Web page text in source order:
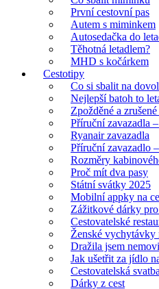
První cestovní pas
Autem s miminkem
Autosedačka do
Těhotná letadlem?
MHD s kočárkem
Cestotipy
Co si sbalit na
Nejlepší batoh to
Zpožděné a
Příruční zavazadla
Ryanair zavazadla
Příruční zavazadlo
Rozměry
Proč mít dva pasy
Státní svátky 2025
Mobilní appky na
Zážitkové dárky
Cestovatelské
Ženské vychytávky
Dražila jsem
Jak ušetřit za jídlo
Cestovatelská
Dárky z cest